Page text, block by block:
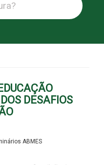
DESAFIOS
ABMES